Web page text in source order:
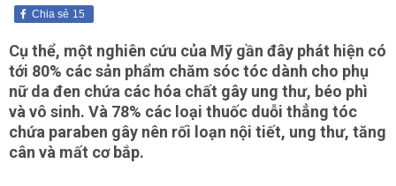
15
Chia sẻ
Cụ thể, một nghiên cứu của Mỹ gần đây phát hiện có
tới 80% các sản phẩm chăm sóc tóc dành cho phụ
nữ da đen chứa các hóa chất gây ung thư, béo phì
và vô sinh. Và 78% các loại thuốc duỗi thẳng tóc
chứa paraben gây nên rối loạn nội tiết, ung thư, tăng
cân và mất cơ bắp.